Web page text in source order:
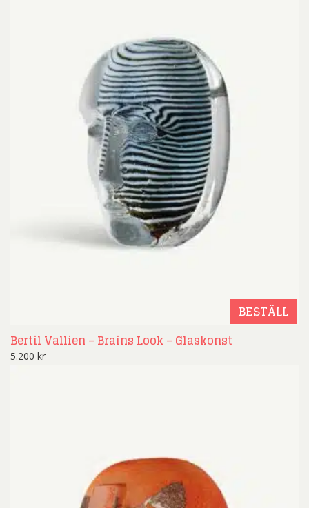
BESTÄLL
Bertil Vallien – Brains Look – Glaskonst
5.200 kr